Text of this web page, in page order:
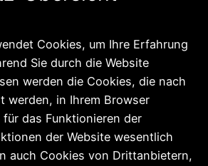
Cookies, um Ihre Erfahrung
Sie durch die Website
werden die Cookies, die nach
werden, in Ihrem Browser
das Funktionieren der
der Website wesentlich
auch Cookies von Drittanbietern,